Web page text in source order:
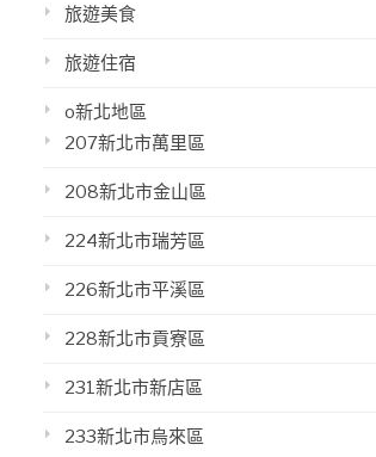
旅遊美食
旅遊住宿
o新北地區
207新北市萬里區
208新北市金山區
224新北市瑞芳區
226新北市平溪區
228新北市貢寮區
231新北市新店區
233新北市烏來區